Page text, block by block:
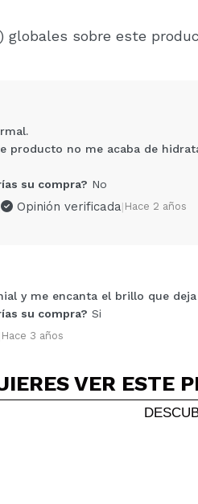
globales sobre este
compra?
producto no me acaba de
su compra? No
Opinión verificada| Hace 2 años
y me encanta el brillo que
su compra? Si
Hace 3 años
VER ESTE